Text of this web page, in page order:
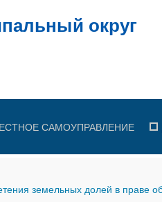
САМОУПРАВЛЕНИЕ
земельных долей в праве